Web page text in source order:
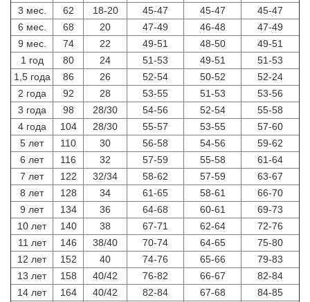
3 мес.
62 18-20 45-47 45-47
45-47
6 мес.
68 20 47-49 46-48
47-49
9 мес.
74 22 49-51 48-50
49-51
1 год
80 24 51-53 49-51
51-53
1,5 года
86 26 52-54 50-52
52-24
2 года
92 28 53-55 51-53
53-56
3 года
98 28/30 54-56 52-54
55-58
4 года
104 28/30 55-57 53-55
57-60
5 лет
110 30 56-58 54-56
59-62
6 лет
116 32 57-59 55-58
61-64
7 лет
122 32/34 58-62 57-59
63-67
8 лет
128 34 61-65 58-61
66-70
9 лет
134 36 64-68 60-61
69-73
10 лет
140 38 67-71 62-64
72-76
11 лет
146 38/40 70-74 64-65
75-80
12 лет
152 40 74-76 65-66
79-83
13 лет
158 40/42 76-82 66-67
82-84
14 лет
164 40/42 82-84 67-68
84-85